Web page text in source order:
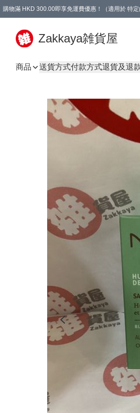
購物滿 HKD 300.00即享免運費優惠！（適用於 特
Zakkaya雑貨屋
商品 送貨方式付款方式退貨及退